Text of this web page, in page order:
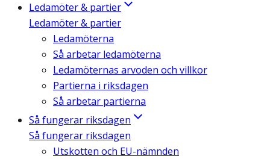
Ledamöter & partier
Ledamöter & partier
Ledamöterna
Så arbetar ledamöterna
Ledamöternas arvoden och villkor
Partierna i riksdagen
Så arbetar partierna
Så fungerar riksdagen
Så fungerar riksdagen
Utskotten och EU-nämnden